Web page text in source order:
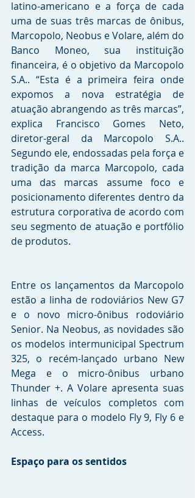
latino-americano e a força de cada
uma de suas três marcas de ônibus,
Marcopolo, Neobus e Volare, além do
Banco Moneo, sua instituição
financeira, é o objetivo da Marcopolo
S.A.. “Esta é a primeira feira onde
expomos a nova estratégia de
atuação abrangendo as três marcas”,
explica Francisco Gomes Neto,
diretor-geral da Marcopolo S.A..
Segundo ele, endossadas pela força e
tradição da marca Marcopolo, cada
uma das marcas assume foco e
posicionamento diferentes dentro da
estrutura corporativa de acordo com
seu segmento de atuação e portfólio
de produtos.
Entre os lançamentos da Marcopolo
estão a linha de rodoviários New G7
e o novo micro-ônibus rodoviário
Senior. Na Neobus, as novidades são
os modelos intermunicipal Spectrum
325, o recém-lançado urbano New
Mega e o micro-ônibus urbano
Thunder +. A Volare apresenta suas
linhas de veículos completos com
destaque para o modelo Fly 9, Fly 6 e
Access.
Espaço para os sentidos